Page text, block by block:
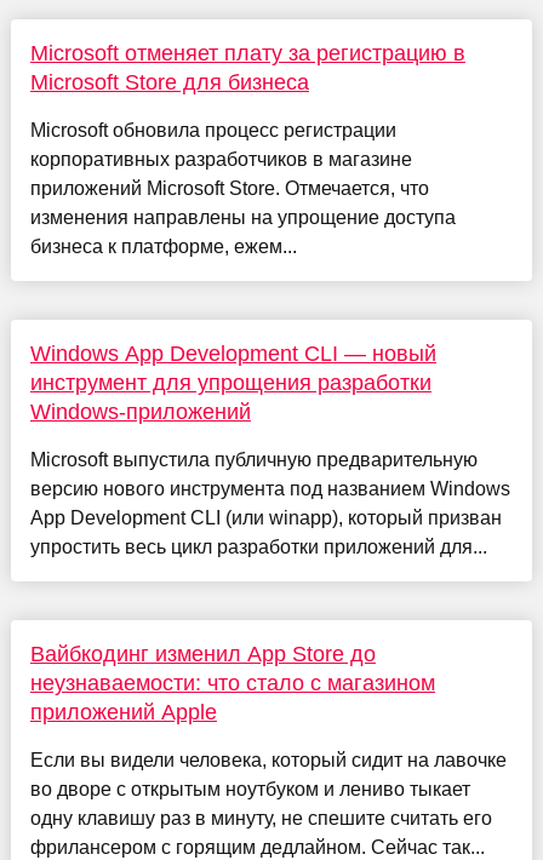
Microsoft отменяет плату за регистрацию в
Microsoft Store для бизнеса
Microsoft обновила процесс регистрации
корпоративных разработчиков в магазине
приложений Microsoft Store. Отмечается, что
изменения направлены на упрощение доступа
бизнеса к платформе, ежем...
Windows App Development CLI — новый
инструмент для упрощения разработки
Windows-приложений
Microsoft выпустила публичную предварительную
версию нового инструмента под названием Windows
App Development CLI (или winapp), который призван
упростить весь цикл разработки приложений для...
Вайбкодинг изменил App Store до
неузнаваемости: что стало с магазином
приложений Apple
Если вы видели человека, который сидит на лавочке
во дворе с открытым ноутбуком и лениво тыкает
одну клавишу раз в минуту, не спешите считать его
фрилансером с горящим дедлайном. Сейчас так...